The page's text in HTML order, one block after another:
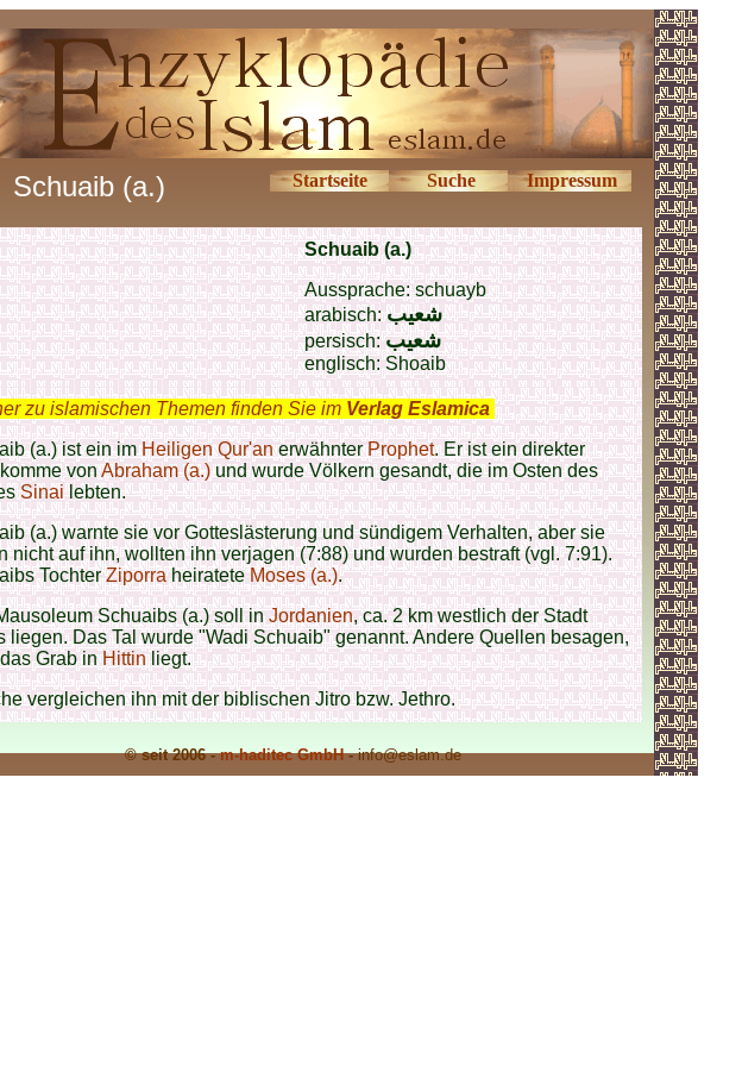
Schuaib (a.) Startseite Suche Impressum
Schuaib (a.)
Aussprache: schuayb
arabisch:شعيب
persisch:شعيب
englisch:Shoaib
zu islamischen Themen finden Sie im Verlag Eslamica
(a.) ist ein imHeiligen Qur'anerwähnterProphet. Er ist ein direkter
vonAbraham (a.)und wurde Völkern gesandt, die im Osten des
Sinailebten.
(a.) warnte sie vor Gotteslästerung und sündigem Verhalten, aber sie
nicht auf ihn, wollten ihn verjagen (7:88) und wurden bestraft (vgl. 7:91).
TochterZiporraheirateteMoses (a.).
Schuaibs (a.) soll inJordanien, ca. 2 km westlich der Stadt
liegen. Das Tal wurde "Wadi Schuaib" genannt. Andere Quellen besagen,
Grab inHittinliegt.
vergleichen ihn mit der biblischen Jitro bzw. Jethro.
© seit 2006 -m-haditec GmbH-info@eslam.de